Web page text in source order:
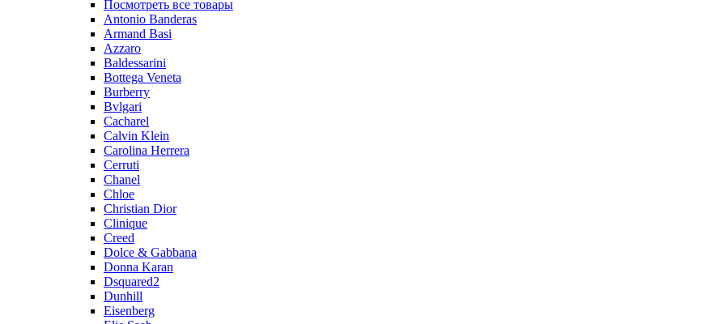
Посмотреть все товары
Antonio Banderas
Armand Basi
Azzaro
Baldessarini
Bottega Veneta
Burberry
Bvlgari
Cacharel
Calvin Klein
Carolina Herrera
Cerruti
Chanel
Chloe
Christian Dior
Clinique
Creed
Dolce & Gabbana
Donna Karan
Dsquared2
Dunhill
Eisenberg